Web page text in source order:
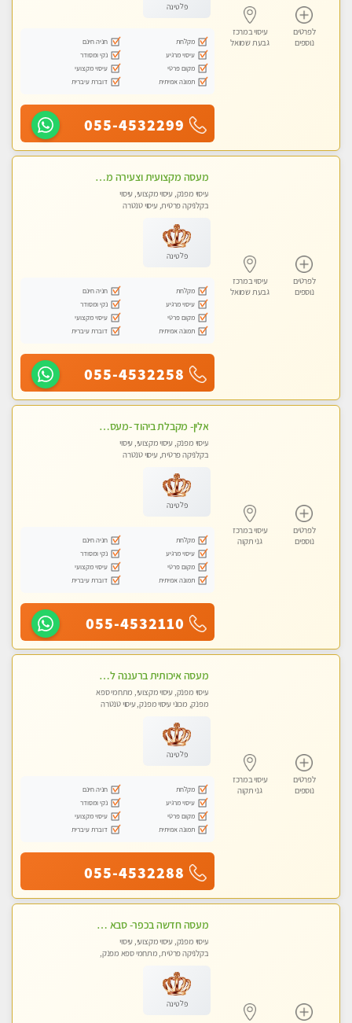
לפרטים
נוספים
עיסוי במרכז
גבעת שמואל
פלטינה
מקלחת
חניה חינם
עיסוי מרגיע
נקי ומסודר
מקום פרטי
עיסוי מקצועי
תמונה אמיתית
דוברת עיברית
055-4532299
לפרטים
נוספים
עיסוי במרכז
גבעת שמואל
מעסה מקצועית וצעירה מוזמן לחוויה בלתי נשכחת! מומלץ לחלוטין! כל סוגי העיסויים מעסה מקצועית ואיכותית פרטי!!!
עיסוי מפנק, עיסוי מקצועי, עיסוי
בקלניקה פרטית, עיסוי טנטרה
פלטינה
מקלחת
חניה חינם
עיסוי מרגיע
נקי ומסודר
מקום פרטי
עיסוי מקצועי
תמונה אמיתית
דוברת עיברית
055-4532258
לפרטים
נוספים
עיסוי במרכז
גני תקוה
אלין- מקבלת ביהוד -מעסה פרטית ואיכותית לבד ביהוד . עיסוי מפנק אצלי ביהוד
עיסוי מפנק, עיסוי מקצועי, עיסוי
בקלניקה פרטית, עיסוי טנטרה
פלטינה
מקלחת
חניה חינם
עיסוי מרגיע
נקי ומסודר
מקום פרטי
עיסוי מקצועי
תמונה אמיתית
דוברת עיברית
055-4532110
לפרטים
נוספים
עיסוי במרכז
גני תקוה
מעסה איכותית ברעננה למאסז מקצועי ומפנק לכל שרירי הגוף
עיסוי מפנק, עיסוי מקצועי, מתחמי ספא
מפנק, מכוני עיסוי מפנק, עיסוי טנטרה
פלטינה
מקלחת
חניה חינם
עיסוי מרגיע
נקי ומסודר
מקום פרטי
עיסוי מקצועי
תמונה אמיתית
דוברת עיברית
055-4532288
מעסה חדשה בכפר- סבא מוזמן לחוויה בלתי נשכחת!!!עיסוי מפנק ומקצועי ביותר במקום פרטי לחלוטין!
עיסוי מפנק, עיסוי מקצועי, עיסוי
בקלניקה פרטית, מתחמי ספא מפנק,
פלטינה